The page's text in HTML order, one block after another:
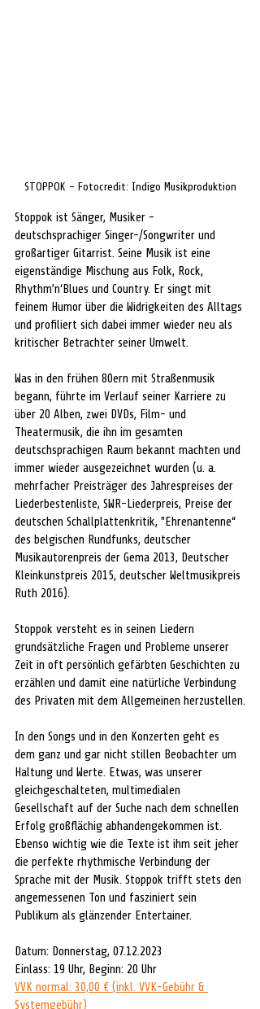
STOPPOK - Fotocredit: Indigo Musikproduktion
Stoppok ist Sänger, Musiker -
deutschsprachiger Singer-/Songwriter und
großartiger Gitarrist. Seine Musik ist eine
eigenständige Mischung aus Folk, Rock,
Rhythm’n‘Blues und Country. Er singt mit
feinem Humor über die Widrigkeiten des Alltags
und profiliert sich dabei immer wieder neu als
kritischer Betrachter seiner Umwelt.
Was in den frühen 80ern mit Straßenmusik
begann, führte im Verlauf seiner Karriere zu
über 20 Alben, zwei DVDs, Film- und
Theatermusik, die ihn im gesamten
deutschsprachigen Raum bekannt machten und
immer wieder ausgezeichnet wurden (u. a.
mehrfacher Preisträger des Jahrespreises der
Liederbestenliste, SWR-Liederpreis, Preise der
deutschen Schallplattenkritik, "Ehrenantenne“
des belgischen Rundfunks, deutscher
Musikautorenpreis der Gema 2013, Deutscher
Kleinkunstpreis 2015, deutscher Weltmusikpreis
Ruth 2016).
Stoppok versteht es in seinen Liedern
grundsätzliche Fragen und Probleme unserer
Zeit in oft persönlich gefärbten Geschichten zu
erzählen und damit eine natürliche Verbindung
des Privaten mit dem Allgemeinen herzustellen.
In den Songs und in den Konzerten geht es
dem ganz und gar nicht stillen Beobachter um
Haltung und Werte. Etwas, was unserer
gleichgeschalteten, multimedialen
Gesellschaft auf der Suche nach dem schnellen
Erfolg großflächig abhandengekommen ist.
Ebenso wichtig wie die Texte ist ihm seit jeher
die perfekte rhythmische Verbindung der
Sprache mit der Musik. Stoppok trifft stets den
angemessenen Ton und fasziniert sein
Publikum als glänzender Entertainer.
Datum: Donnerstag, 07.12.2023
Einlass: 19 Uhr, Beginn: 20 Uhr
VVK normal: 30,00 € (inkl. VVK-Gebühr &
Systemgebühr)